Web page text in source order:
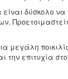
δύσκολο να
μεγάλη
επιτυχία